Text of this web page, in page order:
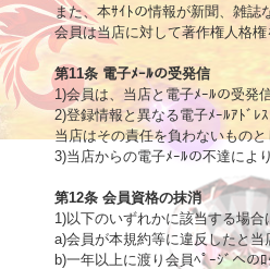
また、本ｻｲﾄの情報が新聞、雑誌
会員は当店に対して著作権人格権
第11条 電子ﾒｰﾙの受発信
1)会員は、当店と電子ﾒｰﾙの受発
2)登録情報と異なる電子ﾒｰﾙｱﾄﾞ
当店はその責任を負わないもの
3)当店からの電子ﾒｰﾙの不達によ
第12条 会員資格の抹消
1)以下のいずれかに該当する場
a)会員が本規約等に違反したと当
b)一年以上に渡り会員ﾍﾟｰｼﾞへの